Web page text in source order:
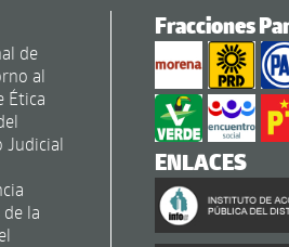
de
al
Ética
Judicial
la
Fracciones
ENLACES